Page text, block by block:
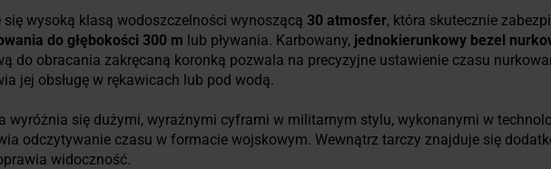
się wysoką klasą wodoszczelności wynoszącą 30 atmosfer, która skutecznie
do głębokości 300 m lub pływania. Karbowany, jednokierunkowy bezel
do obracania zakręcaną koronką pozwala na precyzyjne ustawienie czasu
jej obsługę w rękawicach lub pod wodą.
wyróżnia się dużymi, wyraźnymi cyframi w militarnym stylu, wykonanymi w
odczytywanie czasu w formacie wojskowym. Wewnątrz tarczy znajduje się
widoczność.